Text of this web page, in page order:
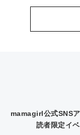
mamagirl公式SNS
読者限定イ